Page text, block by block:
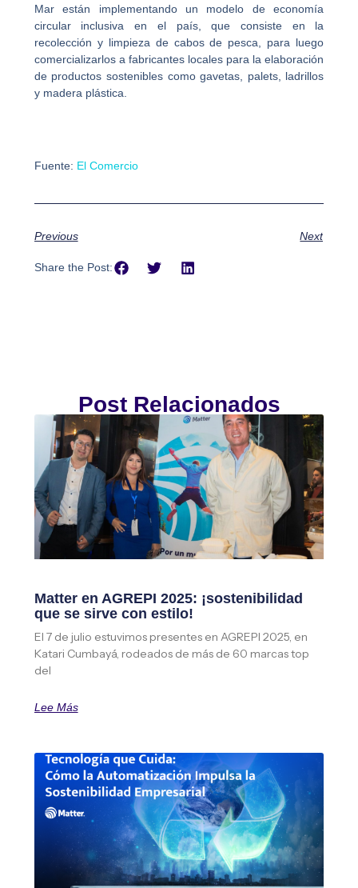
Mar están implementando un modelo de economía
circular inclusiva en el país, que consiste en la
recolección y limpieza de cabos de pesca, para luego
comercializarlos a fabricantes locales para la elaboración
de productos sostenibles como gavetas, palets, ladrillos
y madera plástica.
Fuente: El Comercio
Previous Next
Share the Post:
Post Relacionados
Matter en AGREPI 2025: ¡sostenibilidad
que se sirve con estilo!
El 7 de julio estuvimos presentes en AGREPI 2025, en
Katari Cumbayá, rodeados de más de 60 marcas top
del
Lee Más